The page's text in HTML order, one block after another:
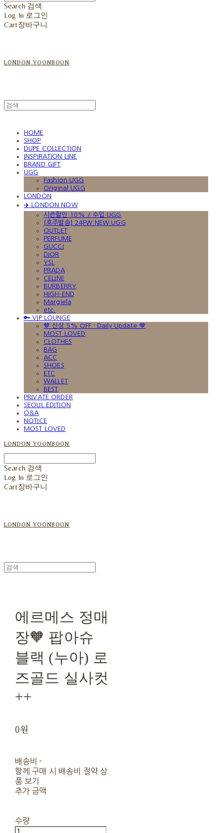
Search 검색
Log In 로그인
Cart장바구니
LONDON YOONBOON
HOME
SHOP
DUPE COLLECTION
INSPIRATION LINE
BRAND GIFT
UGG
Fashion UGG
Original UGG
LONDON
✈️ LONDON NOW
시즌할인 10% / 수입 UGG
[호주발송] 24FW NEW UGG
OUTLET
PERFUME
GUCCI
DIOR
YSL
PRADA
CELINE
BURBERRY
HIGH-END
Margiela
etc.
🔑 VIP LOUNGE
🤎 신상 5% OFF · Daily Update 🤎
MOST LOVED
CLOTHES
BAG
ACC
SHOES
ETC
WALLET
BEST
PRIVATE ORDER
SEOUL EDITION
Q&A
NOTICE
MOST LOVED
LONDON YOONBOON
Search 검색
Log In 로그인
Cart장바구니
LONDON YOONBOON
에르메스 정매
장🧡 팝아슈
블랙 (누아) 로
즈골드 실사컷
++
0원
배송비 -
함께 구매 시 배송비 절약 상
품 보기
추가 금액
수량